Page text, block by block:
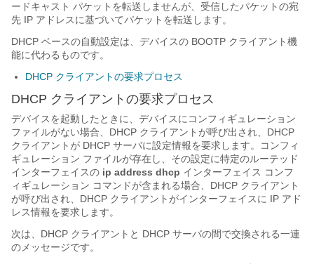
ードキャスト パケットを転送しませんが、受信したパケットの宛
先 IP アドレスに基づいてパケットを転送します。
DHCP ベースの自動設定は、デバイスの BOOTP クライアント機
能に代わるものです。
DHCP クライアントの要求プロセス
DHCP クライアントの要求プロセス
デバイスを起動したときに、デバイスにコンフィギュレーション
ファイルがない場合、DHCP クライアントが呼び出され、DHCP
クライアントが DHCP サーバに設定情報を要求します。コンフィ
ギュレーション ファイルが存在し、その設定に特定のルーテッド
インターフェイスの ip address dhcp インターフェイス コンフ
ィギュレーション コマンドが含まれる場合、DHCP クライアント
が呼び出され、DHCP クライアントがインターフェイスに IP アド
レス情報を要求します。
次は、DHCP クライアントと DHCP サーバの間で交換される一連
のメッセージです。